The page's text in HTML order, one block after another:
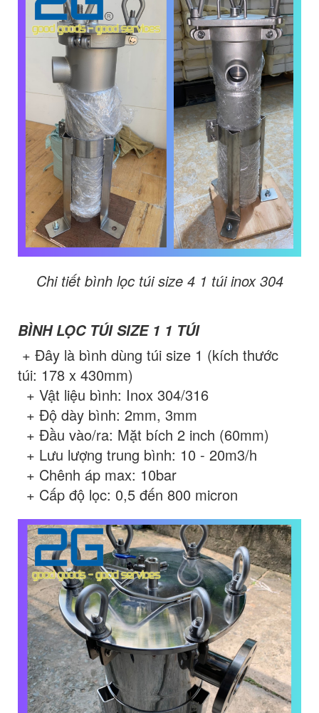
Chi tiết bình lọc túi size 4 1 túi inox 304
BÌNH LỌC TÚI SIZE 1 1 TÚI
+ Đây là bình dùng túi size 1 (kích thước
túi: 178 x 430mm)
+ Vật liệu bình: Inox 304/316
+ Độ dày bình: 2mm, 3mm
+ Đầu vào/ra: Mặt bích 2 inch (60mm)
+ Lưu lượng trung bình: 10 - 20m3/h
+ Chênh áp max: 10bar
+ Cấp độ lọc: 0,5 đến 800 micron